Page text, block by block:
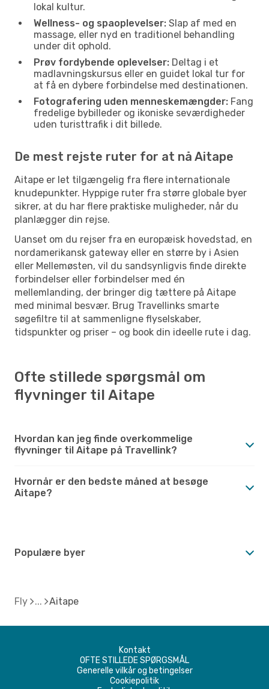
lokal kultur.
Wellness- og spaoplevelser: Slap af med en
massage, eller nyd en traditionel behandling
under dit ophold.
Prøv fordybende oplevelser: Deltag i et
madlavningskursus eller en guidet lokal tur for
at få en dybere forbindelse med destinationen.
Fotografering uden menneskemængder: Fang
fredelige bybilleder og ikoniske seværdigheder
uden turisttrafik i dit billede.
De mest rejste ruter for at nå Aitape
Aitape er let tilgængelig fra flere internationale
knudepunkter. Hyppige ruter fra større globale byer
sikrer, at du har flere praktiske muligheder, når du
planlægger din rejse.
Uanset om du rejser fra en europæisk hovedstad, en
nordamerikansk gateway eller en større by i Asien
eller Mellemøsten, vil du sandsynligvis finde direkte
forbindelser eller forbindelser med én
mellemlanding, der bringer dig tættere på Aitape
med minimal besvær. Brug Travellinks smarte
søgefiltre til at sammenligne flyselskaber,
tidspunkter og priser – og book din ideelle rute i dag.
Ofte stillede spørgsmål om
flyvninger til Aitape
Hvordan kan jeg finde overkommelige
flyvninger til Aitape på Travellink?
Hvornår er den bedste måned at besøge
Aitape?
Populære byer
Fly Aitape
Kontakt
OFTE STILLEDE SPØRGSMÅL
Generelle vilkår og betingelser
Cookiepolitik